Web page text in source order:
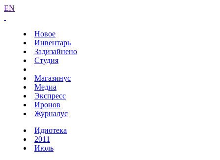
EN
Новое
Инвентарь
Задизайнено
Студия
Магазинус
Медиа
Экспресс
Иронов
Журналус
Идиотека
2011
Июль